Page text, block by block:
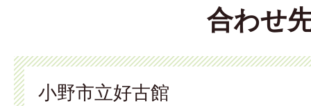
合わせ
小野市立好古館